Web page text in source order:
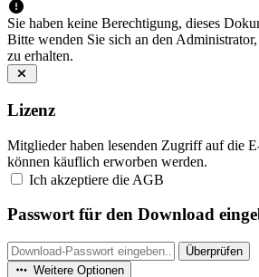
Sie haben keine Berechtigung, dieses
Bitte wenden Sie sich an den
zu erhalten.
Lizenz
Mitglieder haben lesenden Zugriff auf die
können käuflich erworben werden.
Ich akzeptiere die AGB
Passwort für den Download
Überprüfen
Weitere Optionen